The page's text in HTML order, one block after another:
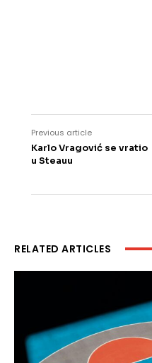
Previous article
Karlo Vragović se vratio
u Steauu
RELATED ARTICLES